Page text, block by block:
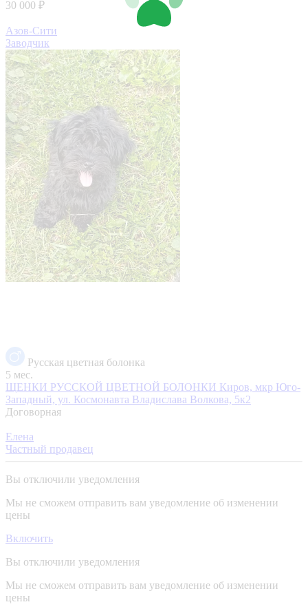
30 000 ₽
Азов-Сити
Заводчик
Русская цветная болонка
5 мес.
ЩЕНКИ РУССКОЙ ЦВЕТНОЙ БОЛОНКИ Киров, мкр Юго-
Западный, ул. Космонавта Владислава Волкова, 5к2
Договорная
Елена
Частный продавец
Вы отключили уведомления
Мы не сможем отправить вам уведомление об изменении
цены
Включить
Вы отключили уведомления
Мы не сможем отправить вам уведомление об изменении
цены